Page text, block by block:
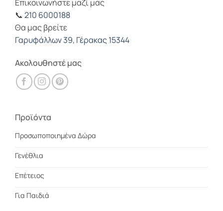
Επικοινωνήστε μαζί μας
📞 210 6000188
Θα μας βρείτε
Γαρυφάλλων 39, Γέρακας 15344
Ακολουθηστέ μας
Προϊόντα
Προσωποποιημένα Δώρα
Γενέθλια
Επέτειος
Για Παιδιά